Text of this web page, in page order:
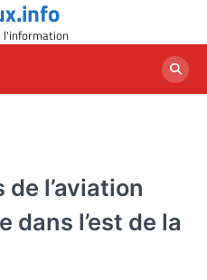
l'information
l’aviation
dans l’est de la